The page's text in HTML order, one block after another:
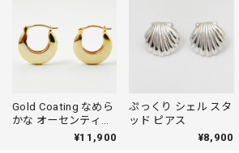
Gold Coating なめら
かな オーセンティッ
ク フープ ピアス¥11,900
ぷっくり シェル スタ
ッド ピアス
¥8,900